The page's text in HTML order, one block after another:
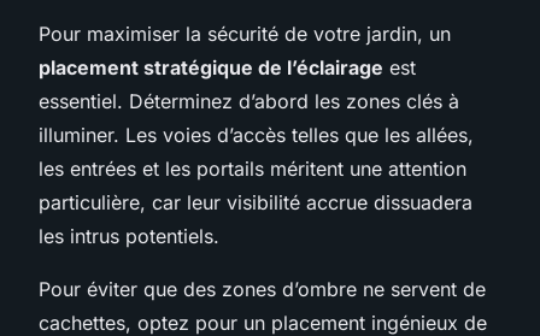
Pour maximiser la sécurité de votre jardin, un
placement stratégique de l’éclairage est
essentiel. Déterminez d’abord les zones clés à
illuminer. Les voies d’accès telles que les allées,
les entrées et les portails méritent une attention
particulière, car leur visibilité accrue dissuadera
les intrus potentiels.
Pour éviter que des zones d’ombre ne servent de
cachettes, optez pour un placement ingénieux de